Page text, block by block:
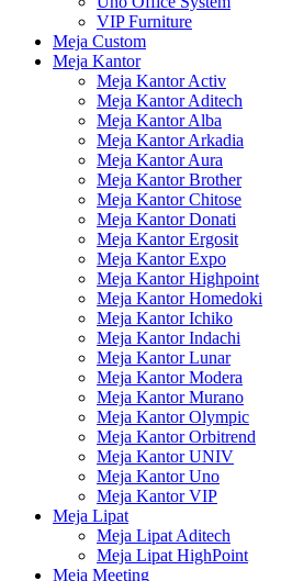
VIP Furniture
Meja Custom
Meja Kantor
Meja Kantor Activ
Meja Kantor Aditech
Meja Kantor Alba
Meja Kantor Arkadia
Meja Kantor Aura
Meja Kantor Brother
Meja Kantor Chitose
Meja Kantor Donati
Meja Kantor Ergosit
Meja Kantor Expo
Meja Kantor Highpoint
Meja Kantor Homedoki
Meja Kantor Ichiko
Meja Kantor Indachi
Meja Kantor Lunar
Meja Kantor Modera
Meja Kantor Murano
Meja Kantor Olympic
Meja Kantor Orbitrend
Meja Kantor UNIV
Meja Kantor Uno
Meja Kantor VIP
Meja Lipat
Meja Lipat Aditech
Meja Lipat HighPoint
Meja Meeting